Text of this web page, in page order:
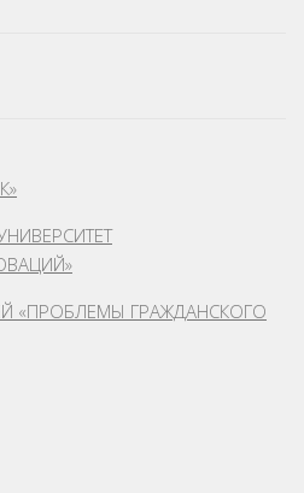
«ПРОБЛЕМЫ ГРАЖДАНСКОГО